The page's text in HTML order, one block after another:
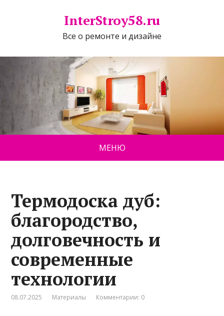
InterStroy58.ru
Все о ремонте и дизайне
МЕНЮ
Термодоска дуб:
благородство,
долговечность и
современные
технологии
08.07.2025 Материалы Комментарии: 0